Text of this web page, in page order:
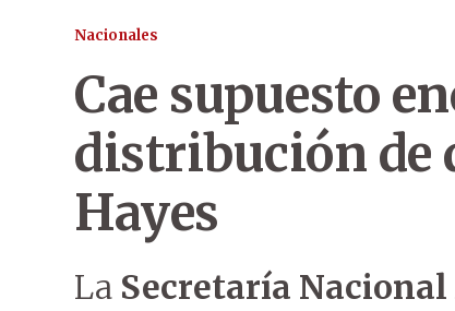
Nacionales
Cae supuesto
distribución de
Hayes
La Secretaría